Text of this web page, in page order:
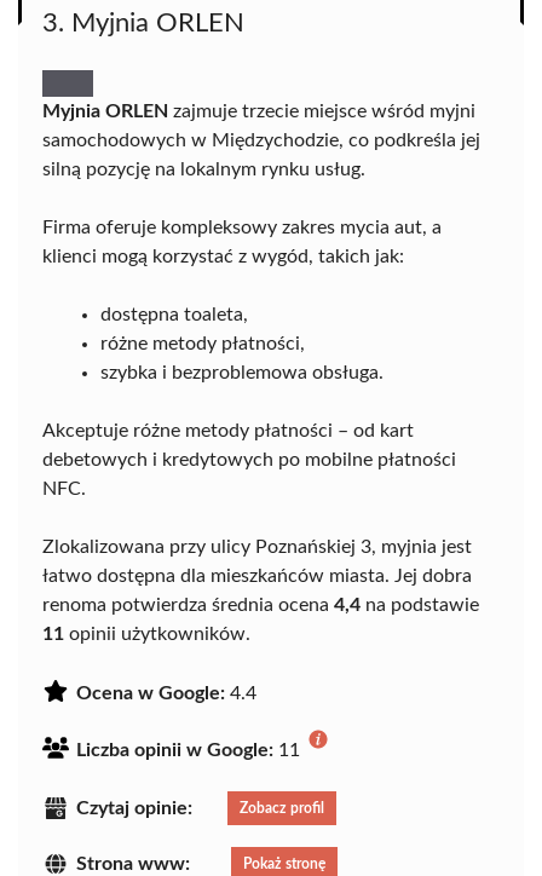
3. Myjnia ORLEN
Myjnia ORLEN zajmuje trzecie miejsce wśród myjni
samochodowych w Międzychodzie, co podkreśla jej
silną pozycję na lokalnym rynku usług.
Firma oferuje kompleksowy zakres mycia aut, a
klienci mogą korzystać z wygód, takich jak:
dostępna toaleta,
różne metody płatności,
szybka i bezproblemowa obsługa.
Akceptuje różne metody płatności – od kart
debetowych i kredytowych po mobilne płatności
NFC.
Zlokalizowana przy ulicy Poznańskiej 3, myjnia jest
łatwo dostępna dla mieszkańców miasta. Jej dobra
renoma potwierdza średnia ocena 4,4 na podstawie
11 opinii użytkowników.
Ocena w Google: 4.4
Liczba opinii w Google: 11
Czytaj opinie: Zobacz profil
Strona www: Pokaż stronę